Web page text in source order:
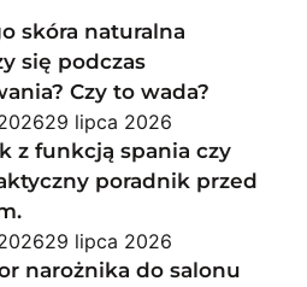
skóra naturalna
się podczas
Czy to wada?
29 lipca 2026
z funkcją spania czy
poradnik przed
29 lipca 2026
narożnika do salonu